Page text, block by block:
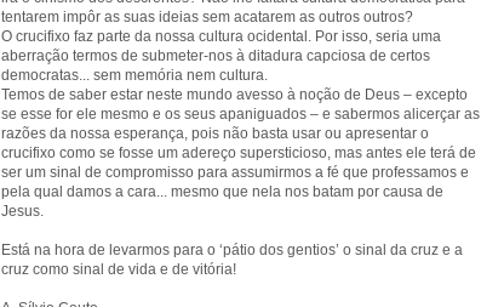
tentarem impôr as suas ideias sem acatarem as outros outros?
O crucifixo faz parte da nossa cultura ocidental. Por isso, seria uma
aberração termos de submeter-nos à ditadura capciosa de certos
democratas... sem memória nem cultura.
Temos de saber estar neste mundo avesso à noção de Deus – excepto
se esse for ele mesmo e os seus apaniguados – e sabermos alicerçar as
razões da nossa esperança, pois não basta usar ou apresentar o
crucifixo como se fosse um adereço supersticioso, mas antes ele terá de
ser um sinal de compromisso para assumirmos a fé que professamos e
pela qual damos a cara... mesmo que nela nos batam por causa de
Jesus.
Está na hora de levarmos para o ‘pátio dos gentios’ o sinal da cruz e a
cruz como sinal de vida e de vitória!